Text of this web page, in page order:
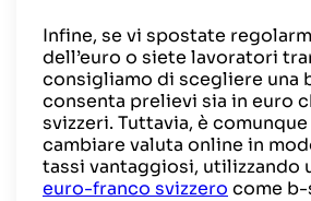
Infine, se vi spostate
dell’euro o siete lavoratori
consigliamo di scegliere una
consenta prelievi sia in euro
svizzeri. Tuttavia, è
cambiare valuta online in
tassi vantaggiosi, utilizzando
euro-franco svizzero come b-